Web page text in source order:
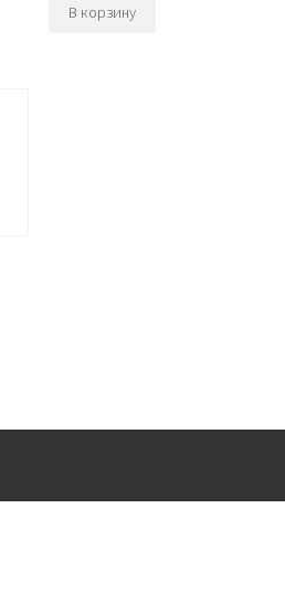
В корзину